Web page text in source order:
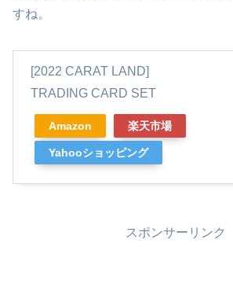
すね。
[2022 CARAT LAND]
TRADING CARD SET
Amazon 楽天市場
Yahooショッピング
スポンサーリンク